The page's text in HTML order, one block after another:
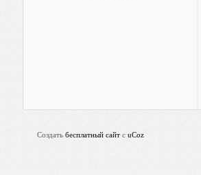
Создать бесплатный сайт с uCoz